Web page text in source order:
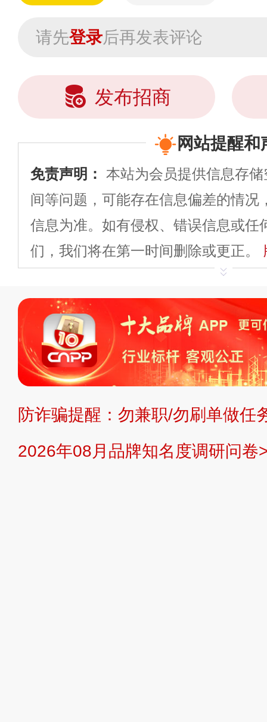
请先登录后再发表评论
发布招商
网站提醒和
免责声明： 本站为会员提供信息存
间等问题，可能存在信息偏差的情况
信息为准。如有侵权、错误信息或任
们，我们将在第一时间删除或更正。
平台自有内容（文字
标、LOGO 等）知识产权归本站所
复制、转载、商用。本站不生产产
不代理、不招商、不提供中介服务。
持投资购买的观点或意见，页面信息
提交说明： 快速提交发布>> 提交品
防诈骗提醒：勿兼职/勿刷单做任
2026年08月品牌知名度调研问卷